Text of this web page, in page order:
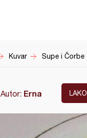
Kuvar Supe i Čorbe
Autor: Erna LAKO